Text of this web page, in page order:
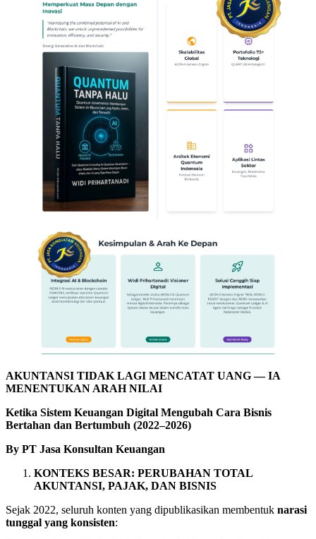
AKUNTANSI TIDAK LAGI MENCATAT UANG — IA
MENENTUKAN ARAH NILAI
Ketika Sistem Keuangan Digital Mengubah Cara Bisnis
Bertahan dan Bertumbuh (2022–2026)
By PT Jasa Konsultan Keuangan
KONTEKS BESAR: PERUBAHAN TOTAL
AKUNTANSI, PAJAK, DAN BISNIS
Sejak 2022, seluruh konten yang dipublikasikan membentuk narasi
tunggal yang konsisten: